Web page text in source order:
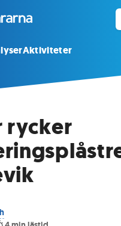
Aktiviteter
rycker